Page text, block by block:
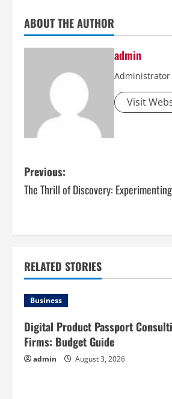
ABOUT THE AUTHOR
admin
Administrator
Visit
P
o
n
a
v
i
Previous:
The Thrill of Discovery:
RELATED STORIES
Business
Digital Product Passport
Firms: Budget Guide
admin August 3, 2026